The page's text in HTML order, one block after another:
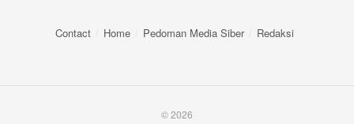
Contact Home Pedoman Media Siber Redaksi
© 2026